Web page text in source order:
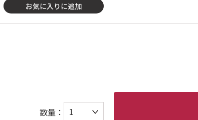
お気に入りに追加
数量：